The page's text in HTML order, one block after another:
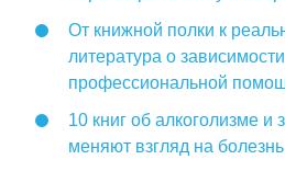
От книжной полки к
литература о
профессиональной
10 книг об алкоголизме и
меняют взгляд на